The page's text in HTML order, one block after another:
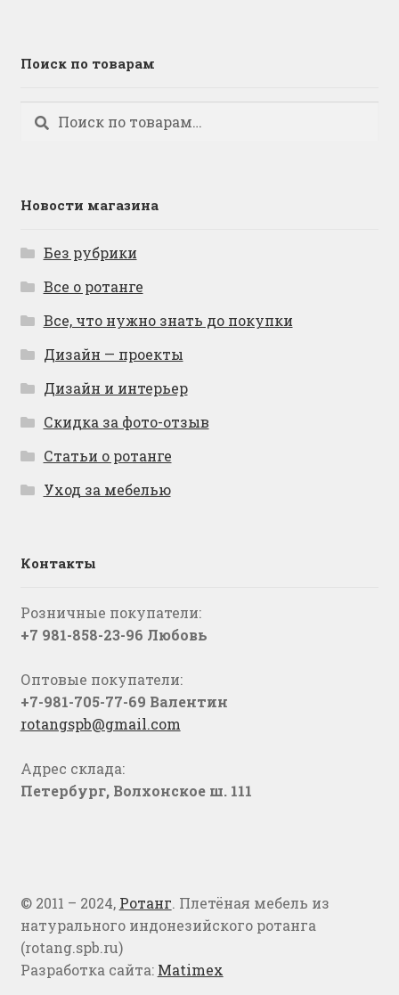
Поиск по товарам
Искать:
Поиск
Новости магазина
Без рубрики
Все о ротанге
Все, что нужно знать до покупки
Дизайн — проекты
Дизайн и интерьер
Скидка за фото-отзыв
Статьи о ротанге
Уход за мебелью
Контакты
Розничные покупатели:
+7 981-858-23-96 Любовь
Оптовые покупатели:
+7-981-705-77-69 Валентин
rotangspb@gmail.com
Адрес склада:
Петербург, Волхонское ш. 111
© 2011 – 2024, Ротанг. Плетёная мебель из
натурального индонезийского ротанга
(rotang.spb.ru)
Разработка сайта: Matimex